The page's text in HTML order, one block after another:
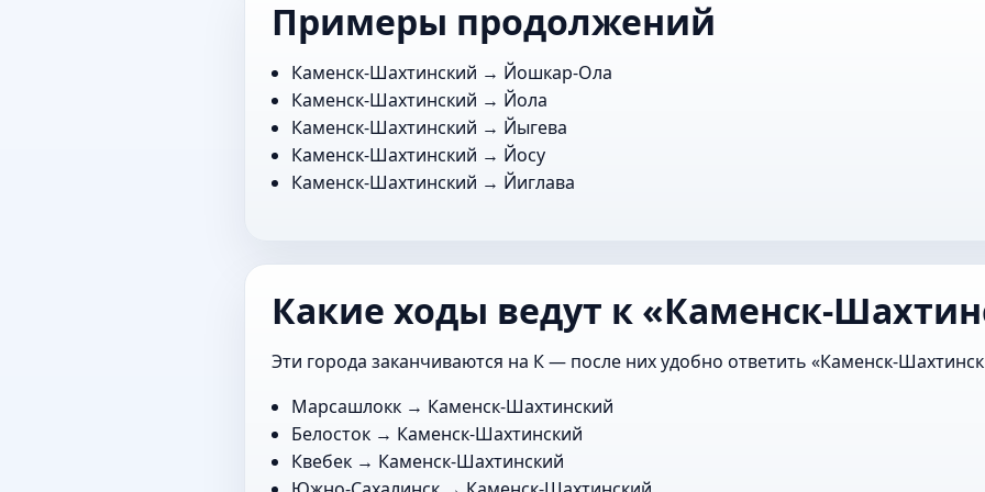
Примеры продолжений
Каменск-Шахтинский → Йошкар-Ола
Каменск-Шахтинский → Йола
Каменск-Шахтинский → Йыгева
Каменск-Шахтинский → Йосу
Каменск-Шахтинский → Йиглава
Какие ходы ведут к «Каменск-
Эти города заканчиваются на К — после них удобно ответить «Каменск-
Марсашлокк → Каменск-Шахтинский
Белосток → Каменск-Шахтинский
Квебек → Каменск-Шахтинский